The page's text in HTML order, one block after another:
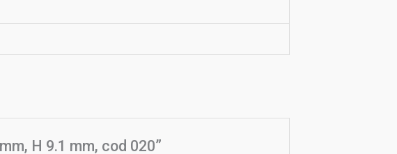
H 9.1 mm, cod 020”